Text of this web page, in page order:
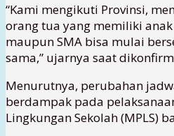
“Kami mengikuti Provinsi,
orang tua yang memiliki anak
maupun SMA bisa mulai
sama,” ujarnya saat
Menurutnya, perubahan
berdampak pada
Lingkungan Sekolah (MPLS)